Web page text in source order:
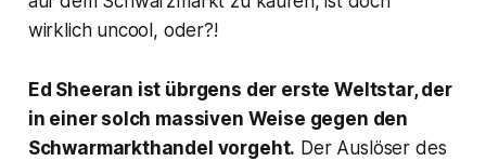
wirklich uncool, oder?!
Ed Sheeran ist übrgens der erste Weltstar, der
in einer solch massiven Weise gegen den
Schwarmarkthandel vorgeht. Der Auslöser des